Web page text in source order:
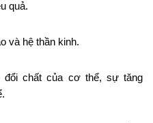
quả.
và hệ thần kinh.
đổi chất của cơ thể, sự tăng